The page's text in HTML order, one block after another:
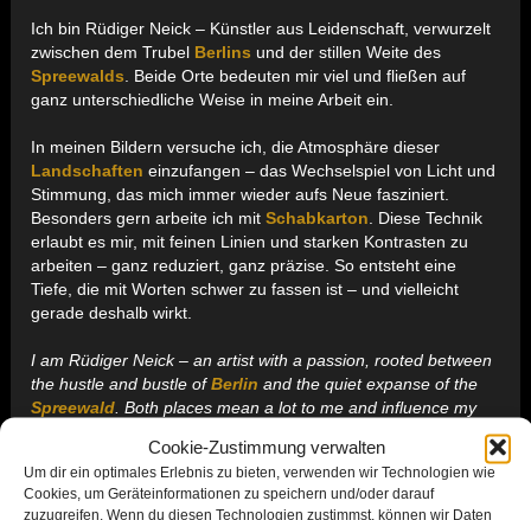
Cookie-Zustimmung verwalten
Um dir ein optimales Erlebnis zu bieten, verwenden wir Technologien wie
Cookies, um Geräteinformationen zu speichern und/oder darauf
zuzugreifen. Wenn du diesen Technologien zustimmst, können wir Daten
Ich bin Rüdiger Neick – Künstler aus Leidenschaft, verwurzelt
zwischen dem Trubel Berlins und der stillen Weite des
Spreewalds . Beide Orte bedeuten mir viel und fließen auf
ganz unterschiedliche Weise in meine Arbeit ein.
In meinen Bildern versuche ich, die Atmosphäre dieser
Landschaften einzufangen – das Wechselspiel von Licht und
Stimmung, das mich immer wieder aufs Neue fasziniert.
Besonders gern arbeite ich mitSchabkarton . Diese Technik
erlaubt es mir, mit feinen Linien und starken Kontrasten zu
arbeiten – ganz reduziert, ganz präzise. So entsteht eine
Tiefe, die mit Worten schwer zu fassen ist – und vielleicht
gerade deshalb wirkt.
I am Rüdiger Neick – an artist with a passion, rooted between
the hustle and bustle ofBerlin and the quiet expanse of the
Spreewald . Both places mean a lot to me and influence my
In my pictures, I try to capture the atmosphere of these
landscapes– the interplay of light and mood that never